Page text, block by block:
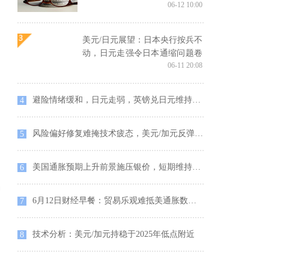
06-12 10:00
美元/日元展望：日本央行按兵不
动，日元走强令日本通缩问题卷
06-11 20:08
4 避险情绪缓和，日元走弱，英镑兑日元维持高位震荡
5 风险偏好修复难掩技术疲态，美元/加元反弹受限
6 美国通胀预期上升前景施压银价，短期维持高位震荡
7 6月12日财经早餐：贸易乐观难抵美通胀数据不及预期，中东安全问题加剧，避险情绪回升助力金价上涨
8 技术分析：美元/加元持稳于2025年低点附近